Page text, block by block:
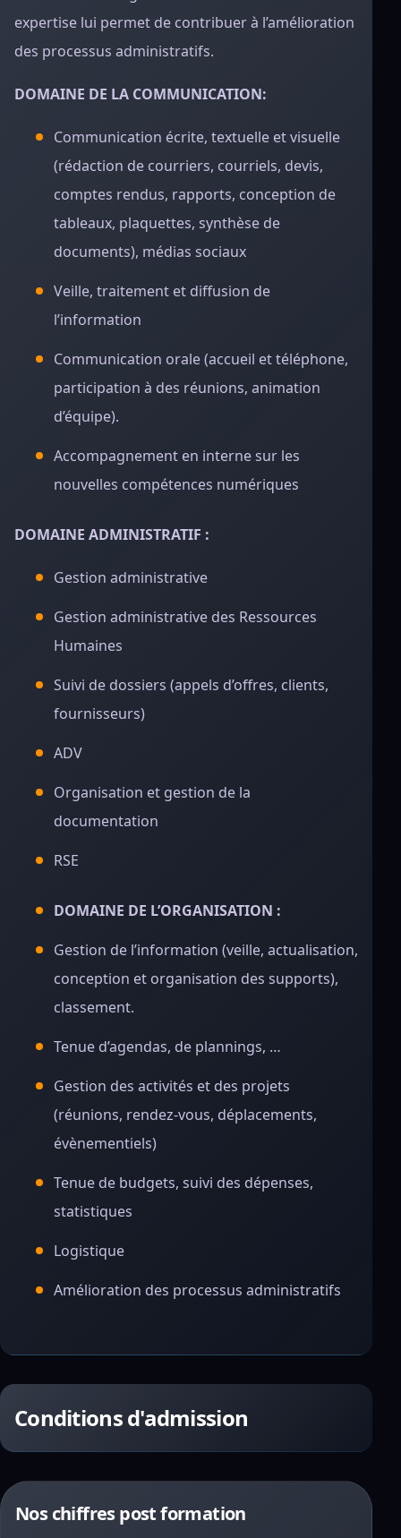
expertise lui permet de contribuer à l’amélioration
des processus administratifs.
DOMAINE DE LA COMMUNICATION:
Communication écrite, textuelle et visuelle
(rédaction de courriers, courriels, devis,
comptes rendus, rapports, conception de
tableaux, plaquettes, synthèse de
documents), médias sociaux
Veille, traitement et diffusion de
l’information
Communication orale (accueil et téléphone,
participation à des réunions, animation
d’équipe).
Accompagnement en interne sur les
nouvelles compétences numériques
DOMAINE ADMINISTRATIF :
Gestion administrative
Gestion administrative des Ressources
Humaines
Suivi de dossiers (appels d’offres, clients,
fournisseurs)
ADV
Organisation et gestion de la
documentation
RSE
DOMAINE DE L’ORGANISATION :
Gestion de l’information (veille, actualisation,
conception et organisation des supports),
classement.
Tenue d’agendas, de plannings, …
Gestion des activités et des projets
(réunions, rendez-vous, déplacements,
évènementiels)
Tenue de budgets, suivi des dépenses,
statistiques
Logistique
Amélioration des processus administratifs
Conditions d'admission
Nos chiffres post formation